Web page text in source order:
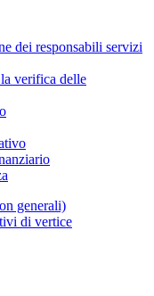
dei responsabili servizi
verifica delle
generali)
di vertice